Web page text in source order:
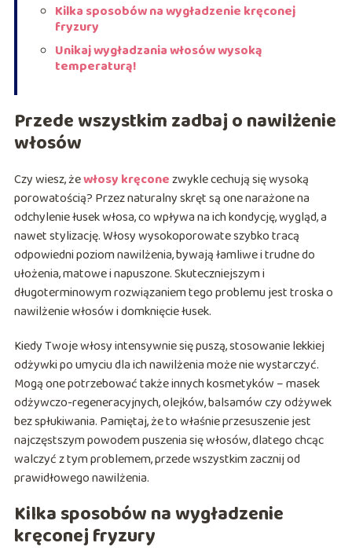
Kilka sposobów na wygładzenie kręconej
fryzury
Unikaj wygładzania włosów wysoką
temperaturą!
Przede wszystkim zadbaj o nawilżenie
włosów
Czy wiesz, żewłosy kręconezwykle cechują się wysoką
porowatością? Przez naturalny skręt są one narażone na
odchylenie łusek włosa, co wpływa na ich kondycję, wygląd, a
nawet stylizację. Włosy wysokoporowate szybko tracą
odpowiedni poziom nawilżenia, bywają łamliwe i trudne do
ułożenia, matowe i napuszone. Skuteczniejszym i
długoterminowym rozwiązaniem tego problemu jest troska o
nawilżenie włosów i domknięcie łusek.
Kiedy Twoje włosy intensywnie się puszą, stosowanie lekkiej
odżywki po umyciu dla ich nawilżenia może nie wystarczyć.
Mogą one potrzebować także innych kosmetyków – masek
odżywczo-regeneracyjnych, olejków, balsamów czy odżywek
bez spłukiwania. Pamiętaj, że to właśnie przesuszenie jest
najczęstszym powodem puszenia się włosów, dlatego chcąc
walczyć z tym problemem, przede wszystkim zacznij od
prawidłowego nawilżenia.
Kilka sposobów na wygładzenie
kręconej fryzury